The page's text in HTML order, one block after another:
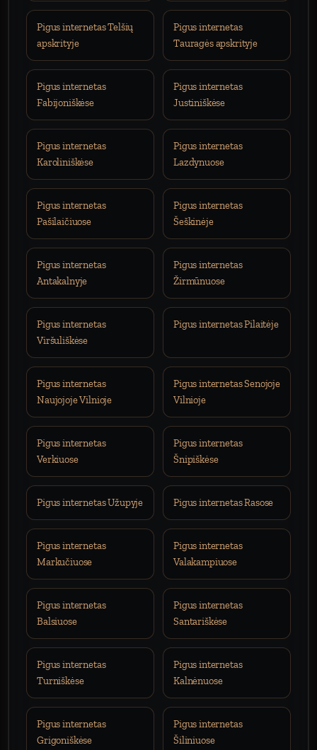
Pigus internetas Telšių
apskrityje
Pigus internetas
Tauragės apskrityje
Pigus internetas
Fabijoniškėse
Pigus internetas
Justiniškėse
Pigus internetas
Karoliniškėse
Pigus internetas
Lazdynuose
Pigus internetas
Pašilaičiuose
Pigus internetas
Šeškinėje
Pigus internetas
Antakalnyje
Pigus internetas
Žirmūnuose
Pigus internetas
Viršuliškėse
Pigus internetas Pilaitėje
Pigus internetas
Naujojoje Vilnioje
Pigus internetas Senojoje
Vilnioje
Pigus internetas
Verkiuose
Pigus internetas
Šnipiškėse
Pigus internetas Užupyje Pigus internetas Rasose
Pigus internetas
Markučiuose
Pigus internetas
Valakampiuose
Pigus internetas
Balsiuose
Pigus internetas
Santariškėse
Pigus internetas
Turniškėse
Pigus internetas
Kalnėnuose
Pigus internetas
Grigoniškėse
Pigus internetas
Šiliniuose